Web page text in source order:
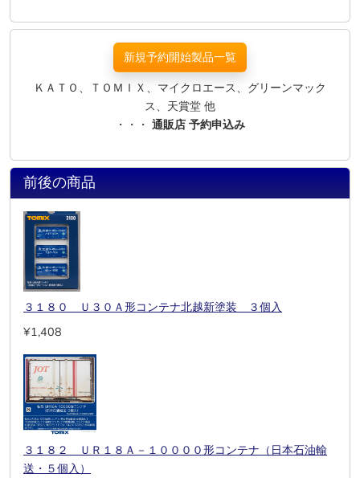
新規予約開始製品一覧
ＫＡＴＯ、ＴＯＭＩＸ、マイクロエース、グリーンマック
ス、天賞堂 他
・・・ 通販店 予約申込み
前後の商品
３１８０ Ｕ３０Ａ形コンテナ北越新塗装 ３個入
¥1,408
３１８２ ＵＲ１８Ａ－１００００形コンテナ（日本石油輸
送・５個入）